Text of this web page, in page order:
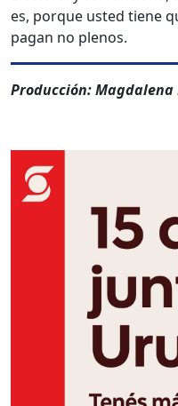
es, porque usted tiene
pagan no plenos.
Producción: Magdalena